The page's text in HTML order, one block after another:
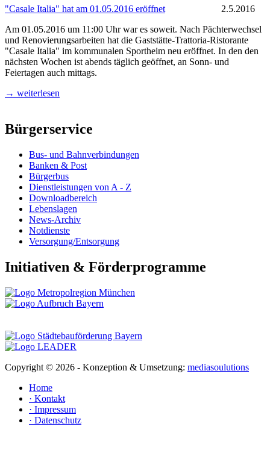
"Casale Italia" hat am 01.05.2016 eröffnet
2.5.2016
Am 01.05.2016 um 11:00 Uhr war es soweit. Nach Pächterwechsel
und Renovierungsarbeiten hat die Gaststätte-Trattoria-Ristorante
"Casale Italia" im kommunalen Sportheim neu eröffnet. In den den
nächsten Wochen ist abends täglich geöffnet, an Sonn- und
Feiertagen auch mittags.
→ weiterlesen
Bürgerservice
Bus- und Bahnverbindungen
Banken & Post
Bürgerbus
Dienstleistungen von A - Z
Downloadbereich
Lebenslagen
News-Archiv
Notdienste
Versorgung/Entsorgung
Initiativen & Förderprogramme
Copyright © 2026 - Konzeption & Umsetzung: mediasoulutions
Home
· Kontakt
· Impressum
· Datenschutz